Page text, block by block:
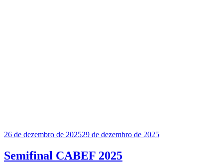
Publicado
26 de dezembro de 202529 de dezembro de 2025
Semifinal CABEF 2025